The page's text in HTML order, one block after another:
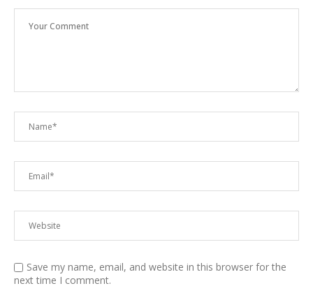
Save my name, email, and website in this browser for the
next time I comment.